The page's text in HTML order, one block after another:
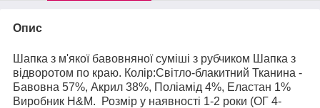
Опис
Шапка з м'якої бавовняної суміші з рубчиком Шапка з
відворотом по краю. Колір:Світло-блакитний Тканина -
Бавовна 57%, Акрил 38%, Поліамід 4%, Еластан 1%
Виробник H&M. Розмір у наявності 1-2 роки (ОГ 4-